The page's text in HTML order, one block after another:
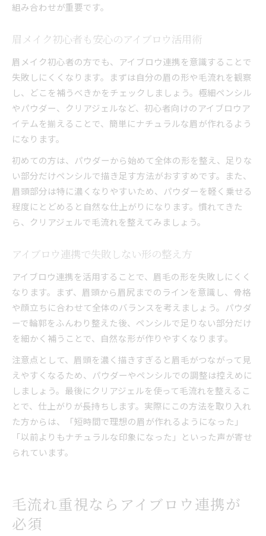
組み合わせが重要です。
眉メイク初心者も安心のアイブロウ活用術
眉メイク初心者の方でも、アイブロウ連携を意識することで
失敗しにくくなります。まずは自分の眉の形や毛流れを観察
し、どこを補うべきかをチェックしましょう。極細ペンシル
やパウダー、クリアジェルなど、初心者向けのアイブロウア
イテムを揃えることで、簡単にナチュラルな眉が作れるよう
になります。
初めての方は、パウダーから始めて全体の形を整え、足りな
い部分だけペンシルで描き足す方法がおすすめです。また、
眉頭部分は特に濃くなりやすいため、パウダーを軽く乗せる
程度にとどめると自然な仕上がりになります。慣れてきた
ら、クリアジェルで毛流れを整えてみましょう。
アイブロウ連携で失敗しない形の整え方
アイブロウ連携を活用することで、眉毛の形を失敗しにくく
なります。まず、眉頭から眉尻までのラインを意識し、骨格
や顔立ちに合わせて全体のバランスを考えましょう。パウダ
ーで輪郭をふんわり整えた後、ペンシルで足りない部分だけ
を細かく補うことで、自然な形が作りやすくなります。
注意点として、眉頭を濃く描きすぎると眉毛がつながって見
えやすくなるため、パウダーやペンシルでの調整は控えめに
しましょう。最後にクリアジェルを使って毛流れを整えるこ
とで、仕上がりが長持ちします。実際にこの方法を取り入れ
た方からは、「短時間で理想の眉が作れるようになった」
「以前よりもナチュラルな印象になった」といった声が寄せ
られています。
毛流れ重視ならアイブロウ連携が
必須